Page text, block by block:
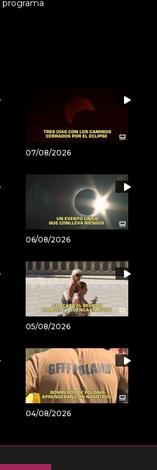
programa
07/08/2026
06/08/2026
05/08/2026
04/08/2026